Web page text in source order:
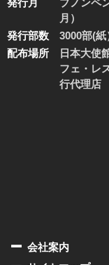
発行月
プノンペ
月）
発行部数
3000部(
配布場所
日本大使
フェ・レ
行代理店
会社案内